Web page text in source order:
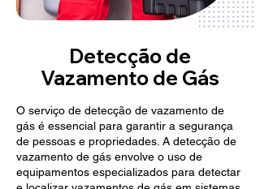
Detecção de
Vazamento de Gás
O serviço de detecção de vazamento de
gás é essencial para garantir a segurança
de pessoas e propriedades. A detecção de
vazamento de gás envolve o uso de
equipamentos especializados para detectar